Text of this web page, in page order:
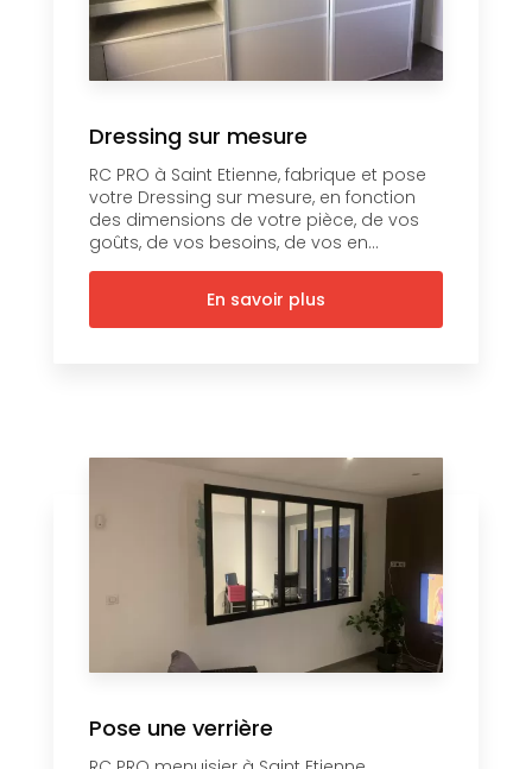
Dressing sur mesure
RC PRO à Saint Etienne, fabrique et pose
votre Dressing sur mesure, en fonction
des dimensions de votre pièce, de vos
goûts, de vos besoins, de vos en...
En savoir plus
Pose une verrière